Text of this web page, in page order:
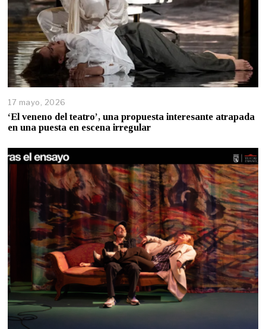
17 mayo, 2026
‘El veneno del teatro’, una propuesta interesante atrapada
en una puesta en escena irregular